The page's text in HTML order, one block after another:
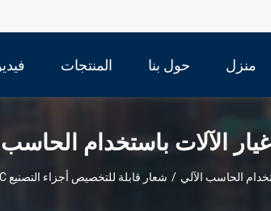
منزل حول بنا المنتجات
الآلات باستخدام الحاسب
الحاسب الآلي / شعار قابلة للتخصيص أجزاء التصنيع CNC الملمع الأجزاء من نايلون البلاستيك من OEM